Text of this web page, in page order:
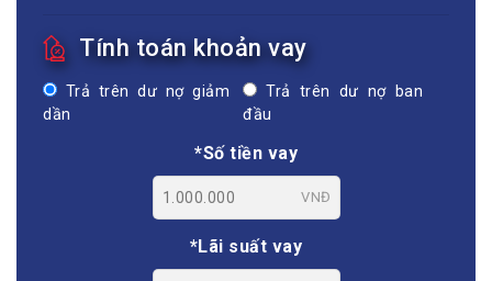
Tính toán khoản vay
Trả trên dư nợ giảm
dần
Trả trên dư nợ ban
đầu
*Số tiền vay
VNĐ
*Lãi suất vay